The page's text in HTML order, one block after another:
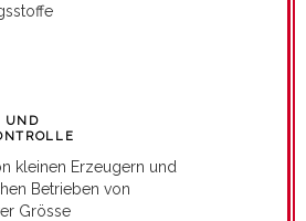
UND
kleinen Erzeugern und
Betrieben von
Grösse